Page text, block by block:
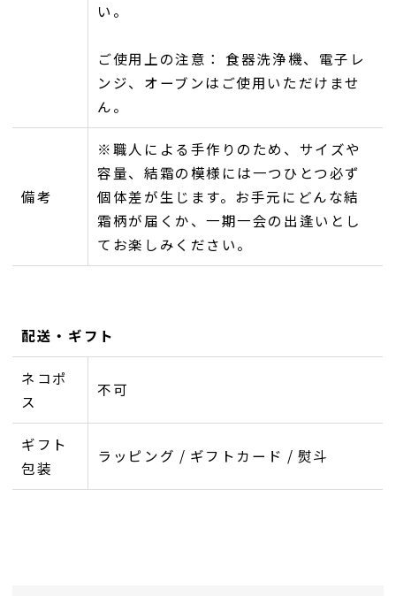
い。
ご使用上の注意： 食器洗浄機、電子レ
ンジ、オーブンはご使用いただけませ
ん。
備考
※職人による手作りのため、サイズや
容量、結霜の模様には一つひとつ必ず
個体差が生じます。お手元にどんな結
霜柄が届くか、一期一会の出逢いとし
てお楽しみください。
配送・ギフト
ネコポ
ス
不可
ギフト
包装
ラッピング / ギフトカード / 熨斗